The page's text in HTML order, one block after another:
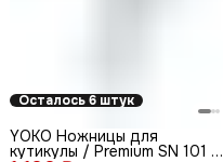
Осталось 6 штук
YOKO Ножницы для
кутикулы / Premium SN 101 S,